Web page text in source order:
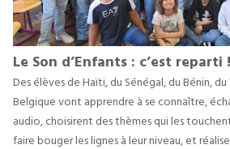
Le Son d’Enfants : c’est reparti !
Des élèves de Haïti, du Sénégal, du Bénin,
Belgique vont apprendre à se connaître,
audio, choisirent des thèmes qui les
faire bouger les lignes à leur niveau, et